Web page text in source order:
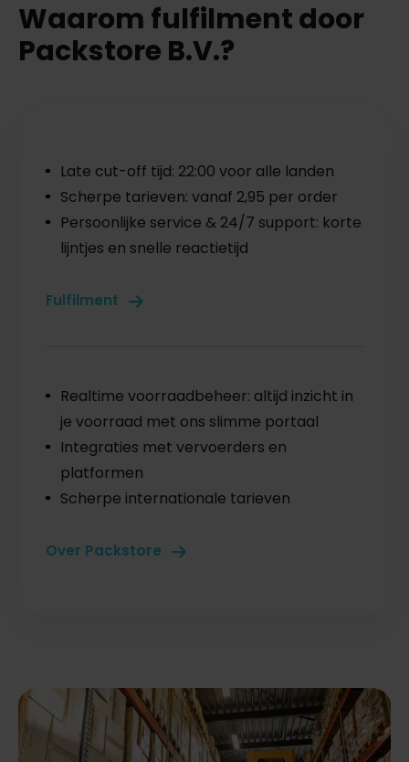
Waarom fulfilment door
Packstore B.V.?
Late cut-off tijd: 22:00 voor alle landen
Scherpe tarieven: vanaf 2,95 per order
Persoonlijke service & 24/7 support: korte
lijntjes en snelle reactietijd
Fulfilment
Realtime voorraadbeheer: altijd inzicht in
je voorraad met ons slimme portaal
Integraties met vervoerders en
platformen
Scherpe internationale tarieven
Over Packstore